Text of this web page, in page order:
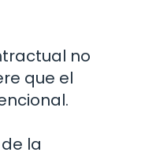
no
que el
la